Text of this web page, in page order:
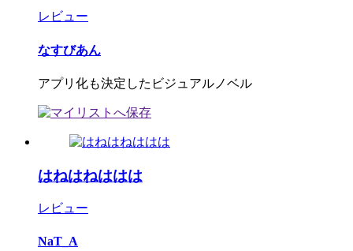
レビュー
なすびあん
アプリ化も決定したビジュアルノベル
はねはねははは
レビュー
NaT_A